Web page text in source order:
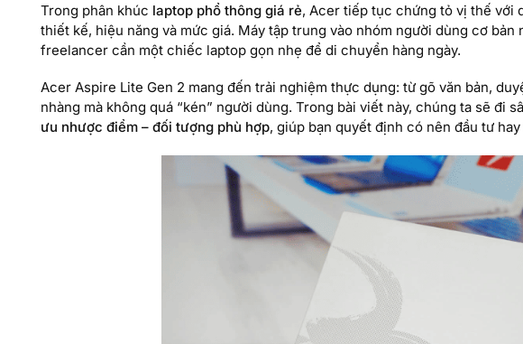
Trong phân khúc laptop phổ thông giá rẻ, Acer tiếp tục chứng tỏ vị thế với
thiết kế, hiệu năng và mức giá. Máy tập trung vào nhóm người dùng cơ
freelancer cần một chiếc laptop gọn nhẹ để di chuyển hàng ngày.
Acer Aspire Lite Gen 2 mang đến trải nghiệm thực dụng: từ gõ văn bản,
nhàng mà không quá “kén” người dùng. Trong bài viết này, chúng ta sẽ đi
ưu nhược điểm – đối tượng phù hợp, giúp bạn quyết định có nên đầu tư